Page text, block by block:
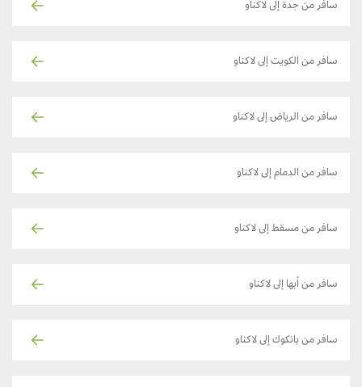
سافر من جدة إلى لاكناو
سافر من الكويت إلى لاكناو
سافر من الرياض إلى لاكناو
سافر من الدمام إلى لاكناو
سافر من مسقط إلى لاكناو
سافر من أبها إلى لاكناو
سافر من بانكوك إلى لاكناو